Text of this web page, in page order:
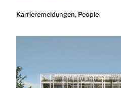
Karrieremeldungen, People